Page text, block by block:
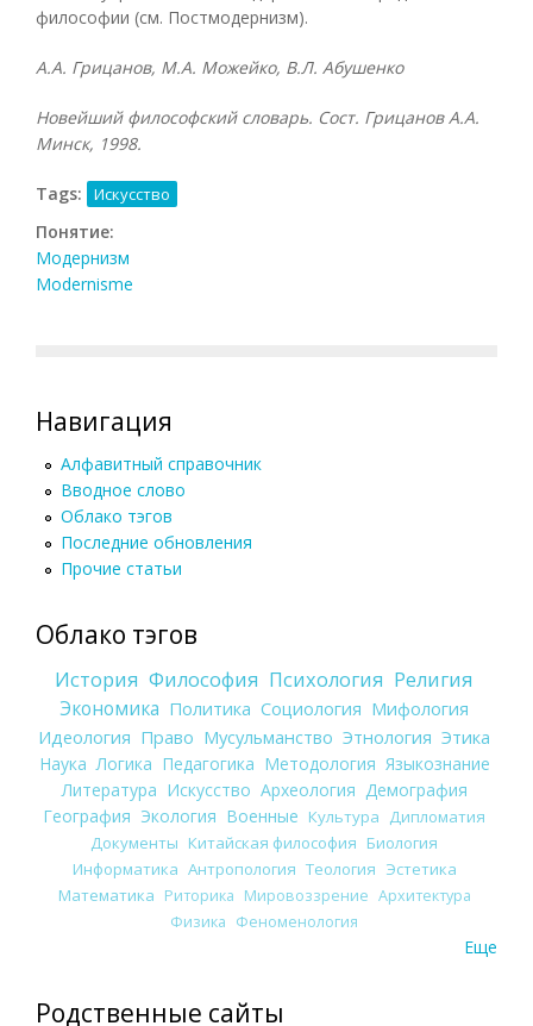
философии (см. Постмодернизм).
А.А. Грицанов, М.А. Можейко, В.Л. Абушенко
Новейший философский словарь. Сост. Грицанов А.А.
Минск, 1998.
Tags: Искусство
Понятие:
Модернизм
Modernisme
Навигация
Алфавитный справочник
Вводное слово
Облако тэгов
Последние обновления
Прочие статьи
Облако тэгов
История Философия Психология Религия
Экономика Политика Социология Мифология
Идеология Право Мусульманство Этнология Этика
Наука Логика Педагогика Методология Языкознание
Литература Искусство Археология Демография
География Экология Военные Культура
Дипломатия
Документы Китайская философия Биология
Информатика Антропология Теология Эстетика
Математика Риторика Мировоззрение Архитектура
Физика Феноменология
Еще
Родственные сайты